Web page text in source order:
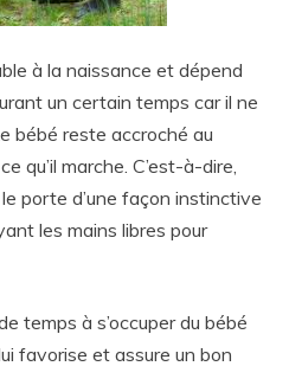
à la naissance et dépend
un certain temps car il ne
bébé reste accroché au
qu’il marche. C’est-à-dire,
porte d’une façon instinctive
les mains libres pour
temps à s’occuper du bébé
favorise et assure un bon